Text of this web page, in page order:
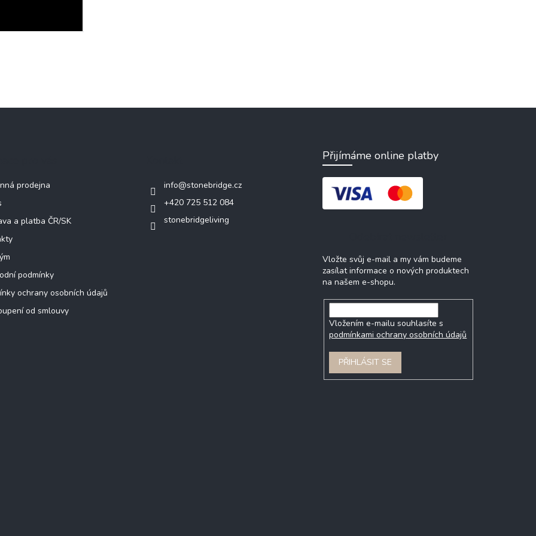
prodejna
a platba ČR/SK
podmínky
ochrany osobních údajů
od smlouvy
info@stonebridge.cz
+420 725 512 084
stonebridgeliving
Přijímáme online platby
Vložte svůj e-mail a my vám budeme
zasílat informace o nových produktech
na našem e-shopu.
Vložením e-mailu souhlasíte s
podmínkami ochrany osobních údajů
PŘIHLÁSIT SE